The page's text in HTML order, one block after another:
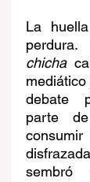
La
chicha
debate
parte
sembró